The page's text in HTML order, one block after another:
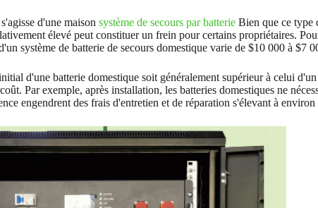
d'une maison système de secours par batterieBien que ce type
élevé peut constituer un frein pour certains propriétaires.
système de batterie de secours domestique varie de $10 000 à $7
d'une batterie domestique soit généralement supérieur à celui
Par exemple, après installation, les batteries domestiques ne
engendrent des frais d'entretien et de réparation s'élevant à